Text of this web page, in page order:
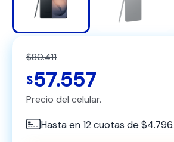
$80.411
$57.557
Precio del celular.
Hasta en 12 cuotas de $4.796.